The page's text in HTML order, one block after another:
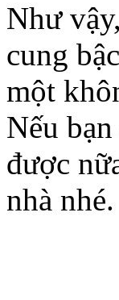
Như
cung
một
Nếu
được
nhà nhé.